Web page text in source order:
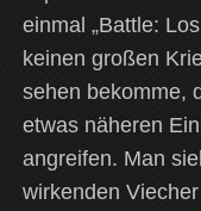
einmal „Battle:
keinen großen
sehen bekomme,
etwas näheren
angreifen. Man
wirkenden